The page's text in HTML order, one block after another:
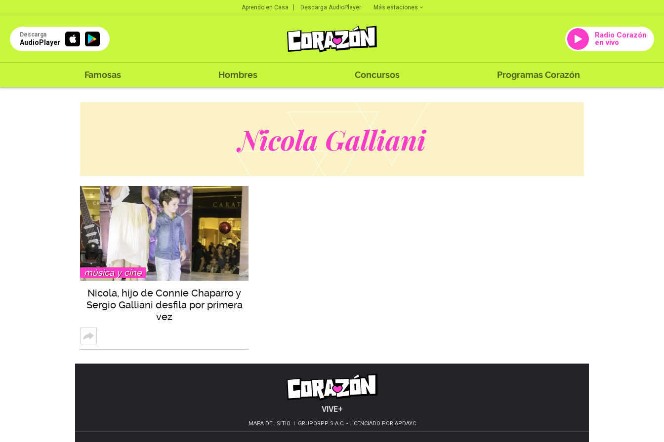
Aprendo en Casa Descarga AudioPlayer Más estaciones
Descarga
AudioPlayer
Radio Corazón
en vivo
Famosas Hombres Concursos Programas Corazón
Nicola Galliani
música y cine
Nicola, hijo de Connie Chaparro y
Sergio Galliani desfila por primera
vez
VIVE+
MAPA DEL SITIO GRUPORPP S.A.C. - LICENCIADO POR APDAYC